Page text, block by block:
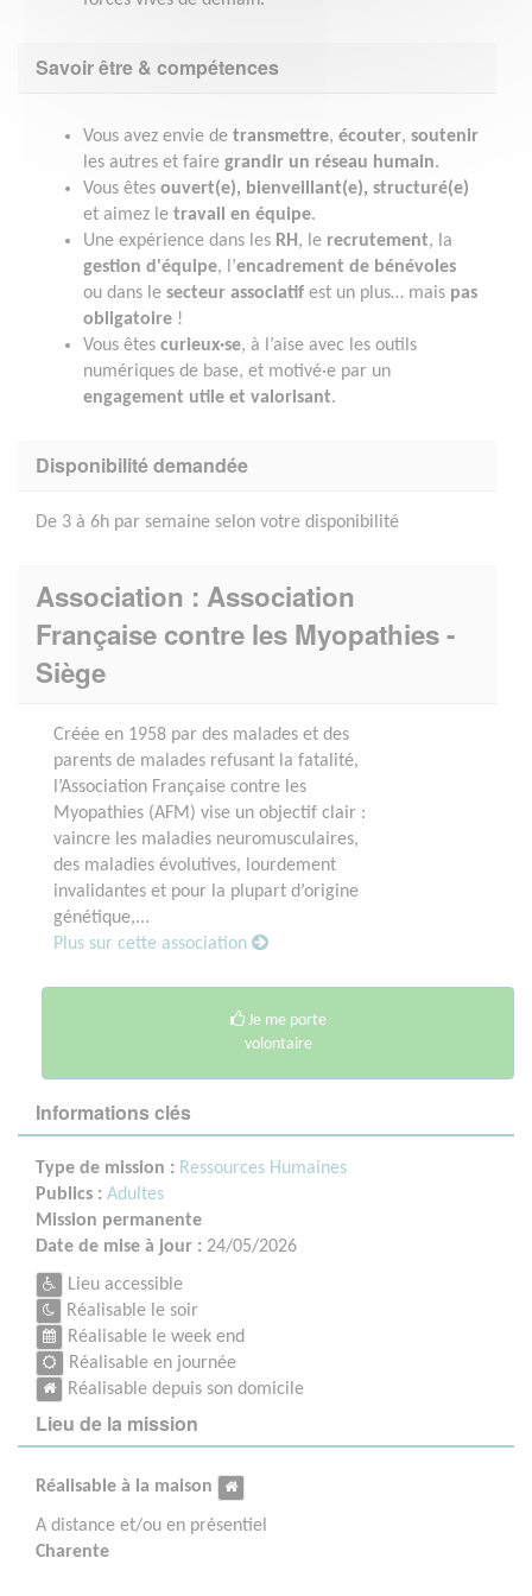
Savoir être & compétences
Vous avez envie de transmettre, écouter, soutenir
les autres et faire grandir un réseau humain.
Vous êtes ouvert(e), bienveillant(e), structuré(e)
et aimez le travail en équipe.
Une expérience dans les RH , le recrutement, la
gestion d'équipe, l’encadrement de bénévoles
ou dans le secteur associatif est un plus… mais pas
obligatoire !
Vous êtes curieux·se, à l’aise avec les outils
numériques de base, et motivé·e par un
engagement utile et valorisant.
Disponibilité demandée
De 3 à 6h par semaine selon votre disponibilité
Association : Association
Française contre les Myopathies -
Siège
Créée en 1958 par des malades et des
parents de malades refusant la fatalité,
l’Association Française contre les
Myopathies (AFM) vise un objectif clair :
vaincre les maladies neuromusculaires,
des maladies évolutives, lourdement
invalidantes et pour la plupart d’origine
génétique,...
Plus sur cette association
Je me porte
volontaire
Informations clés
Type de mission : Ressources Humaines
Publics : Adultes
Mission permanente
Date de mise à jour : 24/05/2026
Lieu accessible
Réalisable le soir
Réalisable le week end
Réalisable en journée
Réalisable depuis son domicile
Lieu de la mission
Réalisable à la maison
A distance et/ou en présentiel
Charente